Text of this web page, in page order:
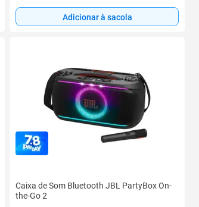
Adicionar à sacola
Caixa de Som Bluetooth JBL PartyBox On-
the-Go 2